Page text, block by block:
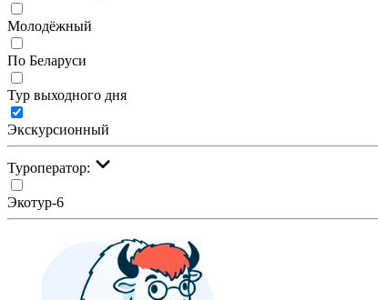
Молодёжный
По Беларуси
Тур выходного дня
Экскурсионный
Туроператор:
Экотур-6